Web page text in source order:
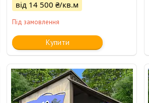
від 14 500 ₴/кв.м
Під замовлення
Купити